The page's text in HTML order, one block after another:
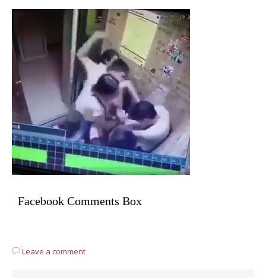
Facebook Comments Box
Leave a comment